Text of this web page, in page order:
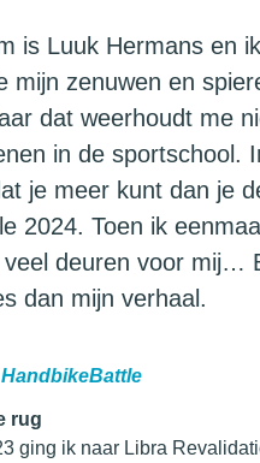
is Luuk Hermans en
mijn zenuwen en
dat weerhoudt me
in de sportschool.
je meer kunt dan je
2024. Toen ik
deuren voor mij…
dan mijn verhaal.
rug
ging ik naar Libra